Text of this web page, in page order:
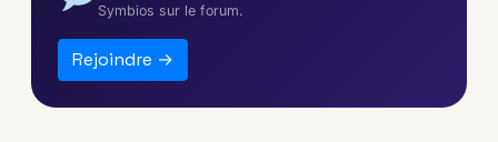
Symbios sur le forum.
Rejoindre →